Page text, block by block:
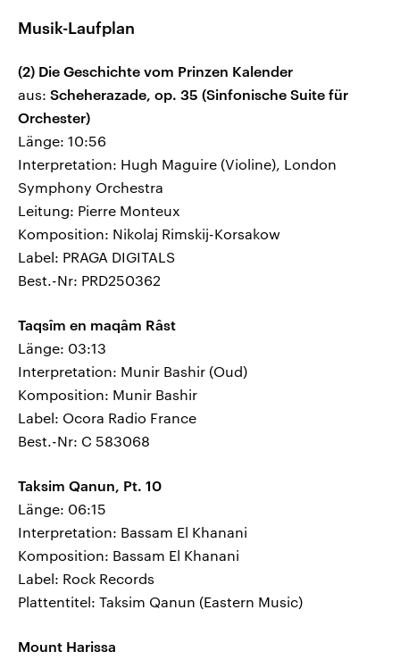
Musik-Laufplan
(2) Die Geschichte vom Prinzen Kalender
aus: Scheherazade, op. 35 (Sinfonische Suite für
Orchester)
Länge: 10:56
Interpretation: Hugh Maguire (Violine), London
Symphony Orchestra
Leitung: Pierre Monteux
Komposition: Nikolaj Rimskij-Korsakow
Label: PRAGA DIGITALS
Best.-Nr: PRD250362
Taqsîm en maqâm Râst
Länge: 03:13
Interpretation: Munir Bashir (Oud)
Komposition: Munir Bashir
Label: Ocora Radio France
Best.-Nr: C 583068
Taksim Qanun, Pt. 10
Länge: 06:15
Interpretation: Bassam El Khanani
Komposition: Bassam El Khanani
Label: Rock Records
Plattentitel: Taksim Qanun (Eastern Music)
Mount Harissa